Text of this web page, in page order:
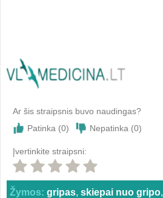
Ar šis straipsnis buvo naudingas?
Patinka (0) Nepatinka (0)
Įvertinkite straipsni:
Žymos: gripas, skiepai nuo gripo,